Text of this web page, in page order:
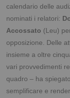
calendario delle
nominati i relatori:
Accossato (Leu)
opposizione. Delle
insieme a oltre
vari provvedimenti
quadro – ha spiegato
semplificare e